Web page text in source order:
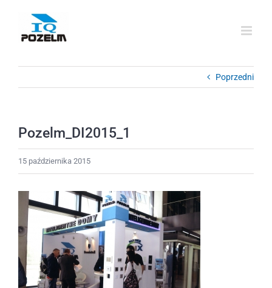
zawartości
Poprzedni
Pozelm_DI2015_1
15 października 2015